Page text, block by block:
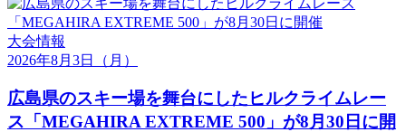
大会情報
2026年8月3日
（月）
広島県のスキー場を舞台にしたヒルクライムレー
ス「MEGAHIRA EXTREME 500」が8月30日に開